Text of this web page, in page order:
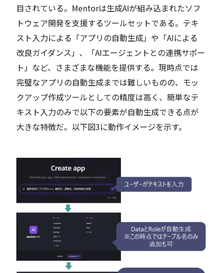
目されている。Mentorは生成AIが組み込まれたソフ
トウェア開発を支援するツールセットである。テキ
スト入力による「アプリの自動生成」や「AIによる
改良ガイダンス」、「AIエージェントとの連携サポー
ト」など、さまざまな機能を提供する。現時点では
完璧なアプリの自動生成までは難しいものの、モッ
クアップ作成ツールとしての精度は高く、簡単なテ
キスト入力のみで以下の要素が自動生成できる点が
大きな特徴だ。以下図3に動作イメージを示す。